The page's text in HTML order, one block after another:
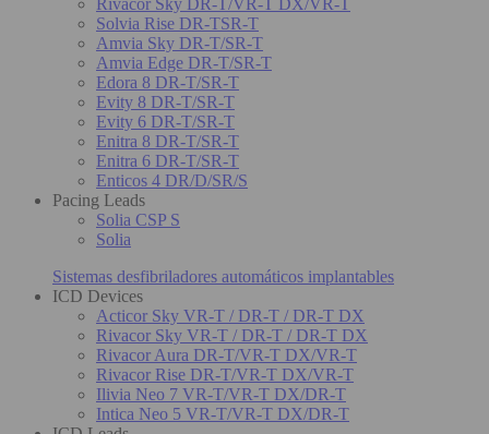
Solvia Rise DR-TSR-T
Amvia Sky DR-T/SR-T
Amvia Edge DR-T/SR-T
Edora 8 DR-T/SR-T
Evity 8 DR-T/SR-T
Evity 6 DR-T/SR-T
Enitra 8 DR-T/SR-T
Enitra 6 DR-T/SR-T
Enticos 4 DR/D/SR/S
Pacing Leads
Solia CSP S
Solia
Sistemas desfibriladores automáticos implantables
ICD Devices
Acticor Sky VR-T / DR-T / DR-T DX
Rivacor Sky VR-T / DR-T / DR-T DX
Rivacor Aura DR-T/VR-T DX/VR-T
Rivacor Rise DR-T/VR-T DX/VR-T
Ilivia Neo 7 VR-T/VR-T DX/DR-T
Intica Neo 5 VR-T/VR-T DX/DR-T